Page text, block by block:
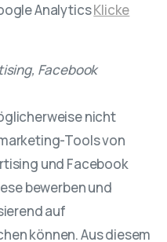
AnalyticsKlicke
Facebook
nicht
Tools von
und Facebook
bewerben und
auf
können. Aus diesem